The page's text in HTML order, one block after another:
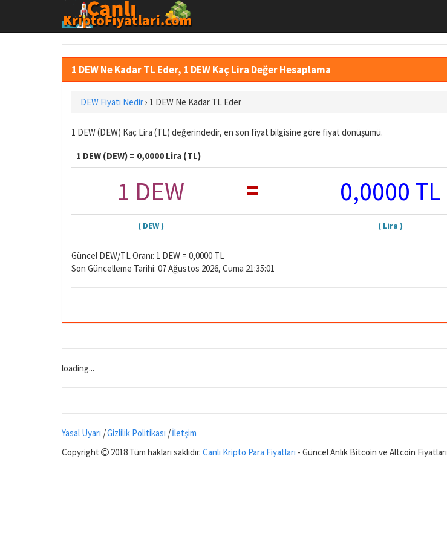
1 DEW Ne Kadar TL Eder, 1 DEW Kaç Lira Değer Hesaplama
DEW Fiyatı Nedir› 1 DEW Ne Kadar TL Eder
1 DEW (DEW) Kaç Lira (TL) değerindedir, en son fiyat bilgisine göre fiyat dönüşümü.
1 DEW (DEW) = 0,0000 Lira (TL)
1 DEW = 0,0000 TL
( DEW ) ( Lira )
Güncel DEW/TL Oranı: 1 DEW = 0,0000 TL
Son Güncelleme Tarihi: 07 Ağustos 2026, Cuma 21:35:01
loading...
Yasal Uyarı |Gizlilik Politikası |İletşim
Copyright
2018 Tüm hakları saklıdır. Canlı Kripto Para Fiyatları - Güncel Anlık Bitcoin ve Altcoin Fiyatları